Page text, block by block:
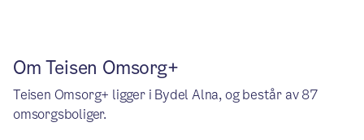
Om Teisen Omsorg+
Teisen Omsorg+ ligger i Bydel Alna, og består av 87
omsorgsboliger.